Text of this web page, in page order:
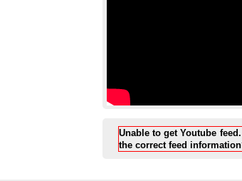
Unable to get Youtube
the correct feed